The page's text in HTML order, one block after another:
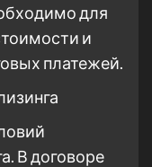
для
и
платежей.
В договоре